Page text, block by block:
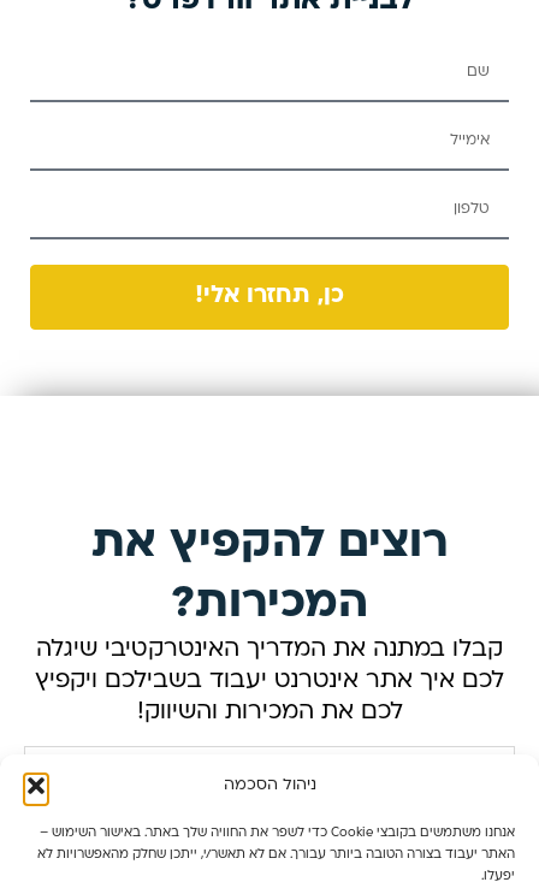
ניהול הסכמה
אנחנו משתמשים בקובצי Cookie כדי לשפר את החוויה שלך באתר. באישור השימוש –
האתר יעבוד בצורה הטובה ביותר עבורך. אם לא תאשר/י, ייתכן שחלק מהאפשרויות לא
יפעלו.
כן, תחזרו אלי!
רוצים להקפיץ את
המכירות?
קבלו במתנה את המדריך האינטרקטיבי שיגלה
לכם איך אתר אינטרנט יעבוד בשבילכם ויקפיץ
לכם את המכירות והשיווק!